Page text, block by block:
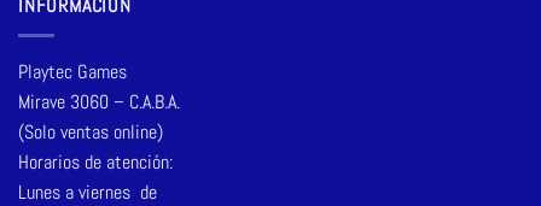
INFORMACIÓN
Playtec Games
Mirave 3060 – C.A.B.A.
(Solo ventas online)
Horarios de atención:
Lunes a viernes de